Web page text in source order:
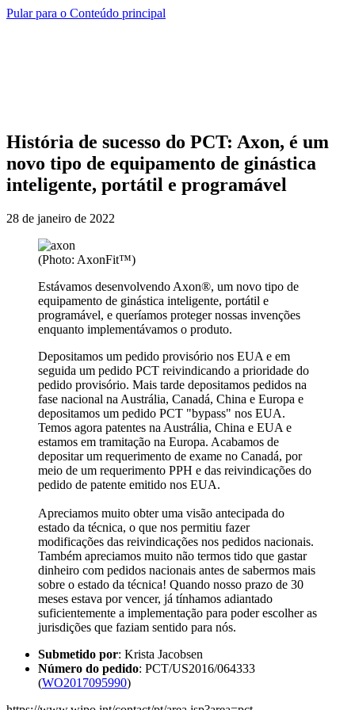
Pular para o Conteúdo principal
História de sucesso do PCT: Axon, é um
novo tipo de equipamento de ginástica
inteligente, portátil e programável
28 de janeiro de 2022
(Photo: AxonFit™)
Estávamos desenvolvendo Axon®, um novo tipo de
equipamento de ginástica inteligente, portátil e
programável, e queríamos proteger nossas invenções
enquanto implementávamos o produto.
Depositamos um pedido provisório nos EUA e em
seguida um pedido PCT reivindicando a prioridade do
pedido provisório. Mais tarde depositamos pedidos na
fase nacional na Austrália, Canadá, China e Europa e
depositamos um pedido PCT "bypass" nos EUA.
Temos agora patentes na Austrália, China e EUA e
estamos em tramitação na Europa. Acabamos de
depositar um requerimento de exame no Canadá, por
meio de um requerimento PPH e das reivindicações do
pedido de patente emitido nos EUA.
Apreciamos muito obter uma visão antecipada do
estado da técnica, o que nos permitiu fazer
modificações das reivindicações nos pedidos nacionais.
Também apreciamos muito não termos tido que gastar
dinheiro com pedidos nacionais antes de sabermos mais
sobre o estado da técnica! Quando nosso prazo de 30
meses estava por vencer, já tínhamos adiantado
suficientemente a implementação para poder escolher as
jurisdições que faziam sentido para nós.
Submetido por: Krista Jacobsen
Número do pedido: PCT/US2016/064333
(WO2017095990)